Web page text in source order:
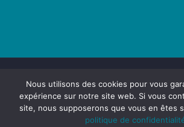
Maison du Transport - 2025 -Politique
Nous utilisons des cookies pour vous
expérience sur notre site web. Si vous
site, nous supposerons que vous en êtes
politique de